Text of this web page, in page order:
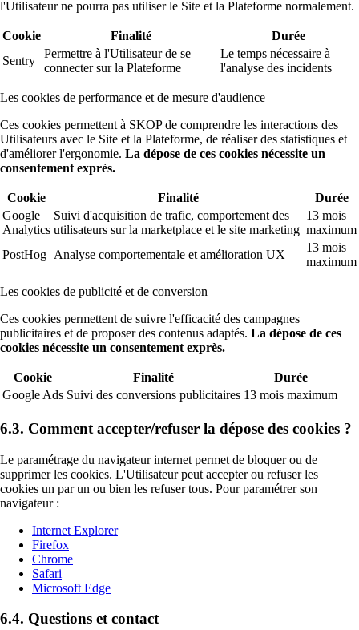
l'Utilisateur ne pourra pas utiliser le Site et la Plateforme normalement.
Cookie Finalité
Durée
Sentry
Permettre à l'Utilisateur de se
connecter sur la Plateforme
Le temps nécessaire à
l'analyse des incidents
Les cookies de performance et de mesure d'audience
Ces cookies permettent à SKOP de comprendre les interactions des
Utilisateurs avec le Site et la Plateforme, de réaliser des statistiques et
d'améliorer l'ergonomie. La dépose de ces cookies nécessite un
consentement exprès.
Cookie Finalité
Durée
Google
Analytics
Suivi d'acquisition de trafic, comportement des
utilisateurs sur la marketplace et le site marketing
13 mois
maximum
PostHog Analyse comportementale et amélioration UX
13 mois
maximum
Les cookies de publicité et de conversion
Ces cookies permettent de suivre l'efficacité des campagnes
publicitaires et de proposer des contenus adaptés. La dépose de ces
cookies nécessite un consentement exprès.
Cookie Finalité
Durée
Google Ads Suivi des conversions publicitaires 13 mois maximum
6.3. Comment accepter/refuser la dépose des cookies ?
Le paramétrage du navigateur internet permet de bloquer ou de
supprimer les cookies. L'Utilisateur peut accepter ou refuser les
cookies un par un ou bien les refuser tous. Pour paramétrer son
navigateur :
Internet Explorer
Firefox
Chrome
Safari
Microsoft Edge
6.4. Questions et contact